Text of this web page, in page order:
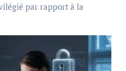
par rapport à la